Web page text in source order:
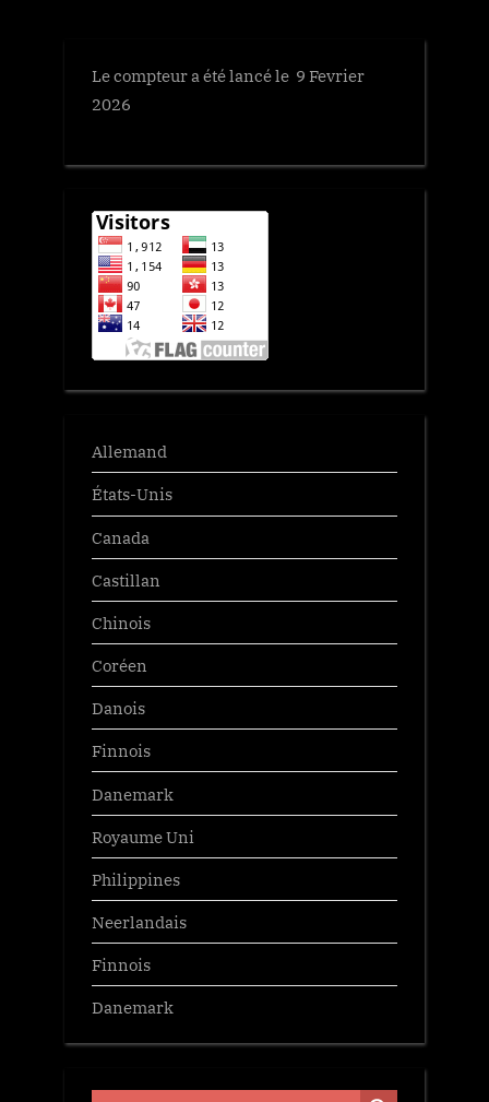
Le compteur a été lancé le 9 Fevrier
2026
Allemand
États-Unis
Canada
Castillan
Chinois
Coréen
Danois
Finnois
Danemark
Royaume Uni
Philippines
Neerlandais
Finnois
Danemark